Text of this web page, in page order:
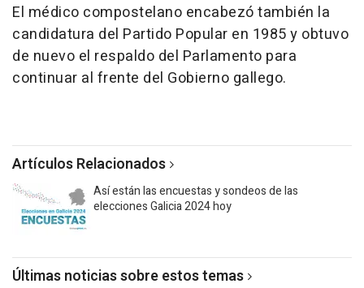
El médico compostelano encabezó también la
candidatura del Partido Popular en 1985 y obtuvo
de nuevo el respaldo del Parlamento para
continuar al frente del Gobierno gallego.
Artículos Relacionados
Así están las encuestas y sondeos de las
elecciones Galicia 2024 hoy
Últimas noticias sobre estos temas